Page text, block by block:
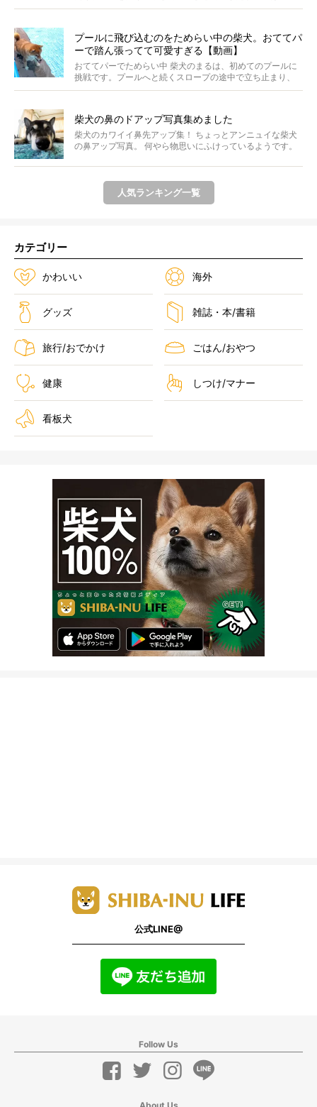
じが...
プールに飛び込むのをためらい中の柴犬。おててパ
ーで踏ん張ってて可愛すぎる【動画】
おててパーでためらい中 柴犬のまるは、初めてのプールに
挑戦です。プールへと続くスロープの途中で立ち止まり、
前足...
柴犬の鼻のドアップ写真集めました
柴犬のカワイイ鼻先アップ集！ ちょっとアンニュイな柴犬
の鼻アップ写真。 何やら物思いにふけっているようです。
人気ランキング一覧
カテゴリー
かわいい 海外
グッズ 雑誌・本/書籍
旅行/おでかけ ごはん/おやつ
健康 しつけ/マナー
看板犬
公式LINE@
Follow Us